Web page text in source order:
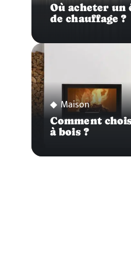
Où acheter un
de chauffage ?
Maison
Comment
à bois ?